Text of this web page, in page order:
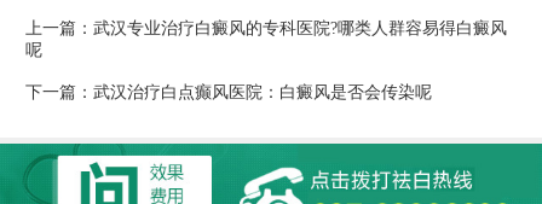
上一篇： 武汉专业治疗白癜风的专科医院?哪类人群容易得白癜风
呢
下一篇： 武汉治疗白点癫风医院：白癜风是否会传染呢